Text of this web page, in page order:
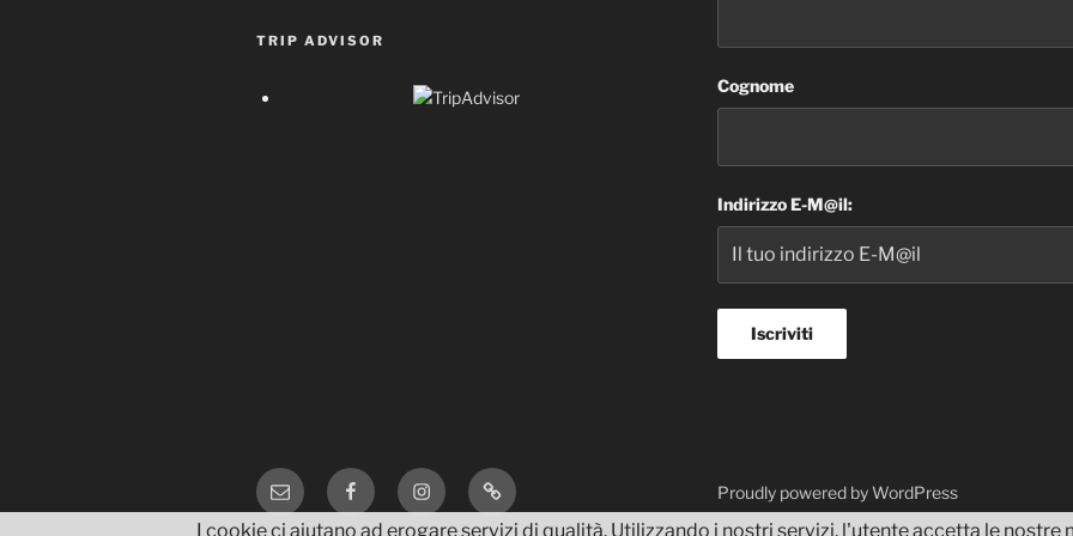
TRIP ADVISOR
Cognome
Indirizzo E-M@il:
Email FacebookInstagramTripAdvisor Proudly powered by WordPress
I cookie ci aiutano ad erogare servizi di qualità. Utilizzando i nostri servizi, l'utente accetta le nostre